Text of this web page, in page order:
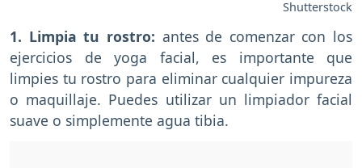
Shutterstock
1. Limpia tu rostro: antes de comenzar con los
ejercicios de yoga facial, es importante que
limpies tu rostro para eliminar cualquier impureza
o maquillaje. Puedes utilizar un limpiador facial
suave o simplemente agua tibia.